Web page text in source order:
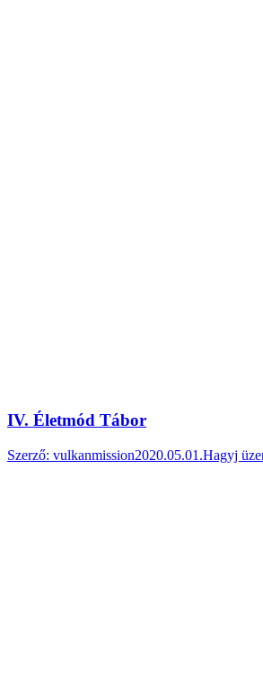
IV. Életmód Tábor
Szerző: vulkanmission2020.05.01.Hagyj